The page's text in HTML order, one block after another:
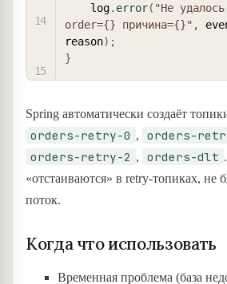
    log
. error( "Не
order={} причина={}" ,
reason) ;
}
Spring автоматически создаёт
orders-retry-0 , orders-
orders-retry-2 , orders-dlt
«отстаиваются» в retry-топиках, не
поток.
Когда что использовать
Временная проблема (база